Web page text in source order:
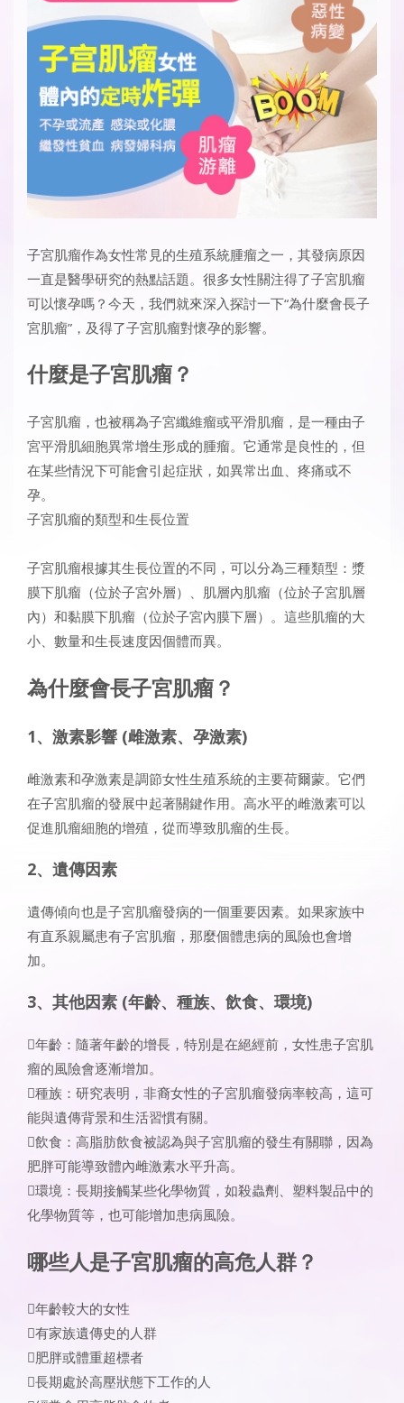
子宮肌瘤作為女性常見的生殖系統腫瘤之一，其發病原因
一直是醫學研究的熱點話題。很多女性關注得了子宮肌瘤
可以懷孕嗎？今天，我們就來深入探討一下“為什麼會長子
宮肌瘤”，及得了子宮肌瘤對懷孕的影響。
什麼是子宮肌瘤？
子宮肌瘤，也被稱為子宮纖維瘤或平滑肌瘤，是一種由子
宮平滑肌細胞異常增生形成的腫瘤。它通常是良性的，但
在某些情況下可能會引起症狀，如異常出血、疼痛或不
孕。
子宮肌瘤的類型和生長位置
子宮肌瘤根據其生長位置的不同，可以分為三種類型：漿
膜下肌瘤（位於子宮外層）、肌層內肌瘤（位於子宮肌層
內）和黏膜下肌瘤（位於子宮內膜下層）。這些肌瘤的大
小、數量和生長速度因個體而異。
為什麼會長子宮肌瘤？
1、激素影響 (雌激素、孕激素)
雌激素和孕激素是調節女性生殖系統的主要荷爾蒙。它們
在子宮肌瘤的發展中起著關鍵作用。高水平的雌激素可以
促進肌瘤細胞的增殖，從而導致肌瘤的生長。
2、遺傳因素
遺傳傾向也是子宮肌瘤發病的一個重要因素。如果家族中
有直系親屬患有子宮肌瘤，那麼個體患病的風險也會增
加。
3、其他因素 (年齡、種族、飲食、環境)
年齡：隨著年齡的增長，特別是在絕經前，女性患子宮肌
瘤的風險會逐漸增加。
種族：研究表明，非裔女性的子宮肌瘤發病率較高，這可
能與遺傳背景和生活習慣有關。
飲食：高脂肪飲食被認為與子宮肌瘤的發生有關聯，因為
肥胖可能導致體內雌激素水平升高。
環境：長期接觸某些化學物質，如殺蟲劑、塑料製品中的
化學物質等，也可能增加患病風險。
哪些人是子宮肌瘤的高危人群？
年齡較大的女性
有家族遺傳史的人群
肥胖或體重超標者
長期處於高壓狀態下工作的人